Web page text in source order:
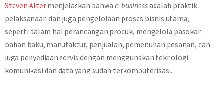
Steven Alter menjelaskan bahwa e-businessadalah praktik
pelaksanaan dan juga pengelolaan proses bisnis utama,
seperti dalam hal perancangan produk, mengelola pasokan
bahan baku, manufaktur, penjualan, pemenuhan pesanan, dan
juga penyediaan servis dengan menggunakan teknologi
komunikasi dan data yang sudah terkomputerisasi.